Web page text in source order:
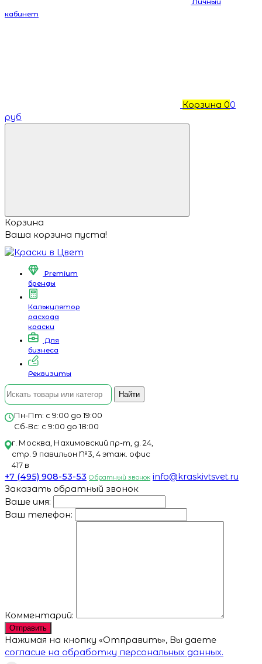
кабинет
Корзина 00
руб
Корзина
Ваша корзина пуста!
Premium
бренды
Калькулятор
расхода
краски
Для
бизнеса
Реквизиты
Найти
Пн-Пт: с 9:00 до 19:00
Сб-Вс: с 9:00 до 18:00
г. Москва, Нахимовский пр-т, д. 24,
стр. 9 павильон №3, 4 этаж. офис
417 в
+7 (495) 908-53-53 Обратный звонок info@kraskivtsvet.ru
Заказать обратный звонок
Ваше имя:
Ваш телефон:
Комментарий:
Отправить
Нажимая на кнопку «Отправить», Вы даете
согласие на обработку персональных данных.